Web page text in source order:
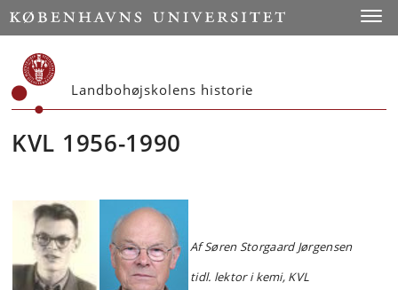
Start
Landbohøjskolens historie
KVL 1956-1990
Af Søren Storgaard Jørgensen
tidl. lektor i kemi, KVL